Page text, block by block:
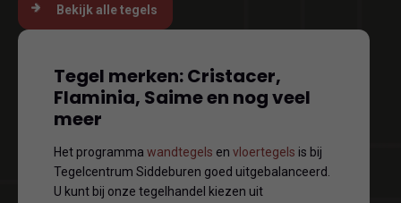
Bekijk alle tegels
Tegel merken: Cristacer,
Flaminia, Saime en nog veel
meer
Het programma wandtegels en vloertegels is bij
Tegelcentrum Siddeburen goed uitgebalanceerd.
U kunt bij onze tegelhandel kiezen uit